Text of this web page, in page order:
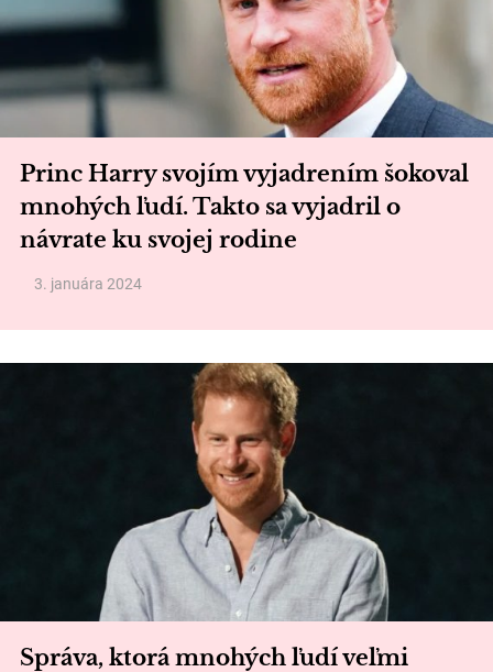
Princ Harry svojím vyjadrením šokoval
mnohých ľudí. Takto sa vyjadril o
návrate ku svojej rodine
3. januára 2024
Správa, ktorá mnohých ľudí veľmi